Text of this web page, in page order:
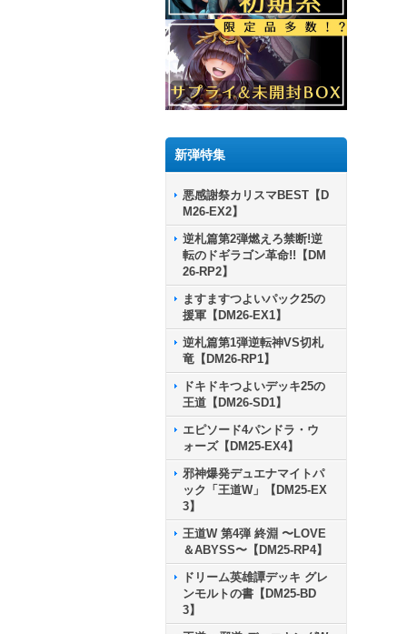
新弾特集
悪感謝祭カリスマBEST【D
M26-EX2】
逆札篇第2弾燃えろ禁断!逆
転のドギラゴン革命!!【DM
26-RP2】
ますますつよいパック25の
援軍【DM26-EX1】
逆札篇第1弾逆転神VS切札
竜【DM26-RP1】
ドキドキつよいデッキ25の
王道【DM26-SD1】
エピソード4パンドラ・ウ
ォーズ【DM25-EX4】
邪神爆発デュエナマイトパ
ック「王道W」【DM25-EX
3】
王道W 第4弾 終淵 〜LOVE
＆ABYSS〜【DM25-RP4】
ドリーム英雄譚デッキ グレ
ンモルトの書【DM25-BD
3】